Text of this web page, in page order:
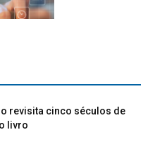
revisita cinco séculos de
livro